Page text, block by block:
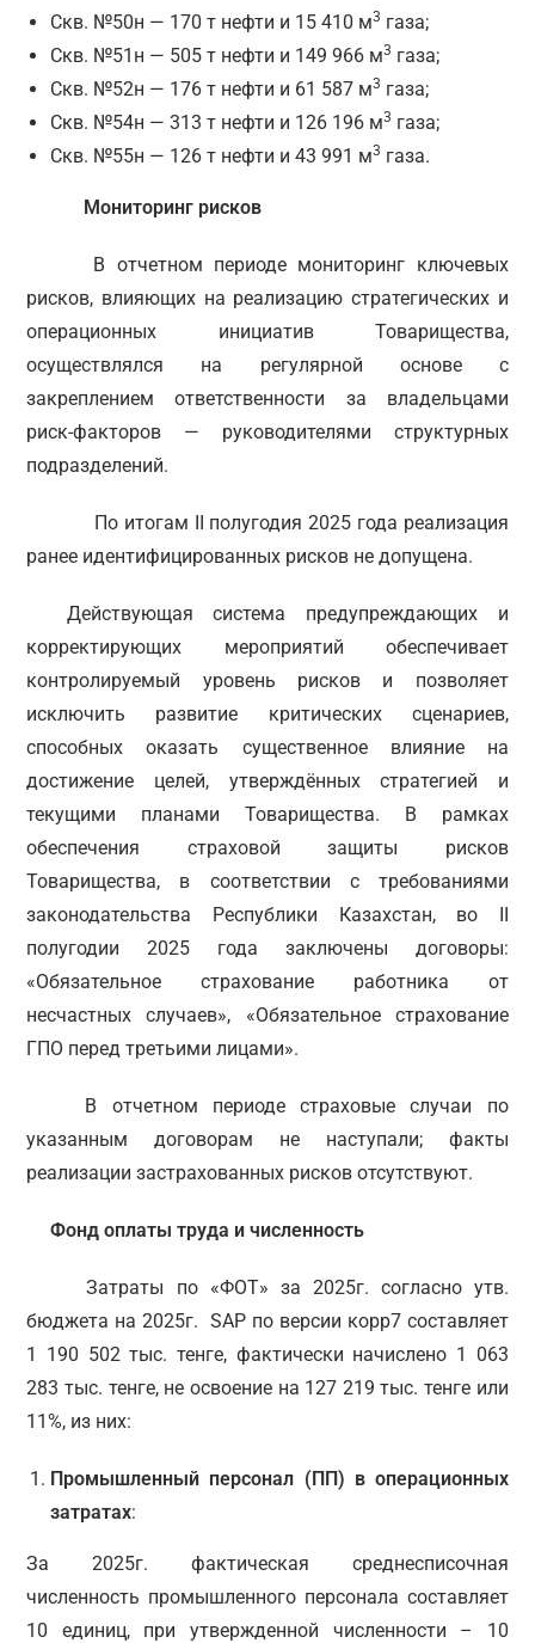
Скв. №50н — 170 т нефти и 15 410 м3 газа;
Скв. №51н — 505 т нефти и 149 966 м3 газа;
Скв. №52н — 176 т нефти и 61 587 м3 газа;
Скв. №54н — 313 т нефти и 126 196 м3 газа;
Скв. №55н — 126 т нефти и 43 991 м3 газа.
Мониторинг рисков
В отчетном периоде мониторинг ключевых
рисков, влияющих на реализацию стратегических и
операционных инициатив Товарищества,
осуществлялся на регулярной основе с
закреплением ответственности за владельцами
риск-факторов — руководителями структурных
подразделений.
По итогам II полугодия 2025 года реализация
ранее идентифицированных рисков не допущена.
Действующая система предупреждающих и
корректирующих мероприятий обеспечивает
контролируемый уровень рисков и позволяет
исключить развитие критических сценариев,
способных оказать существенное влияние на
достижение целей, утверждённых стратегией и
текущими планами Товарищества. В рамках
обеспечения страховой защиты рисков
Товарищества, в соответствии с требованиями
законодательства Республики Казахстан, во II
полугодии 2025 года заключены договоры:
«Обязательное страхование работника от
несчастных случаев», «Обязательное страхование
ГПО перед третьими лицами».
В отчетном периоде страховые случаи по
указанным договорам не наступали; факты
реализации застрахованных рисков отсутствуют.
Фонд оплаты труда и численность
Затраты по «ФОТ» за 2025г. согласно утв.
бюджета на 2025г. SAP по версии корр7 составляет
1 190 502 тыс. тенге, фактически начислено 1 063
283 тыс. тенге, не освоение на 127 219 тыс. тенге или
11%, из них:
Промышленный персонал (ПП) в операционных
затратах:
За 2025г. фактическая среднесписочная
численность промышленного персонала составляет
10 единиц, при утвержденной численности – 10